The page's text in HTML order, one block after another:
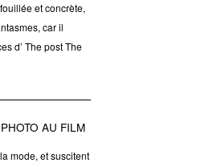
et concrète,
car il
d’ The post The
AU FILM
mode, et suscitent